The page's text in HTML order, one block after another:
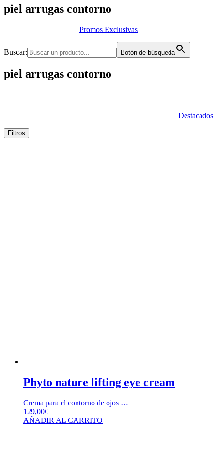
piel arrugas contorno
Promos Exclusivas
Buscar: Botón de búsqueda
piel arrugas contorno
Destacados
Filtros
Phyto nature lifting eye cream
Crema para el contorno de ojos …
129,00€
AÑADIR AL CARRITO